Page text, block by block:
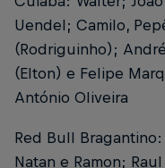
Uendel; Camilo,
(Rodriguinho);
(Elton) e Felipe
António Oliveira
Red Bull
Natan e Ramon;